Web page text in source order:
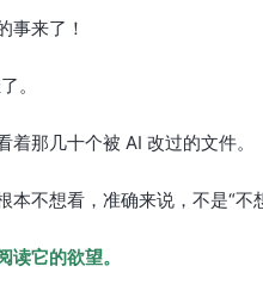
事来了！
。
着那几十个被 AI 改过的文件。
本不想看，准确来说，不是“不
读它的欲望。